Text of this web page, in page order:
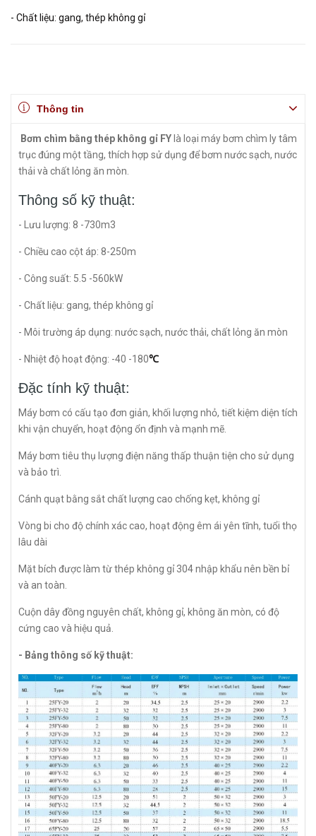
- Chất liệu: gang, thép không gỉ
Thông tin
Bơm chìm bằng thép không gỉ FY là loại máy bơm chìm ly tâm
trục đúng một tầng, thích hợp sử dụng để bơm nước sạch, nước
thải và chất lỏng ăn mòn.
Thông số kỹ thuật:
- Lưu lượng: 8 -730m3
- Chiều cao cột áp: 8-250m
- Công suất: 5.5 -560kW
- Chất liệu: gang, thép không gỉ
- Môi trường áp dụng: nước sạch, nước thải, chất lỏng ăn mòn
- Nhiệt độ hoạt động: -40 -180℃
Đặc tính kỹ thuật:
Máy bơm có cấu tạo đơn giản, khối lượng nhỏ, tiết kiệm diện tích
khi vận chuyển, hoạt động ổn định và mạnh mẽ.
Máy bơm tiêu thụ lượng điện năng thấp thuận tiện cho sử dụng
và bảo trì.
Cánh quạt bằng sắt chất lượng cao chống kẹt, không gỉ
Vòng bi cho độ chính xác cao, hoạt động êm ái yên tĩnh, tuổi thọ
lâu dài
Mặt bích được làm từ thép không gỉ 304 nhập khẩu nên bền bỉ
và an toàn.
Cuộn dây đồng nguyên chất, không gỉ, không ăn mòn, có độ
cứng cao và hiệu quả.
- Bảng thông số kỹ thuật: